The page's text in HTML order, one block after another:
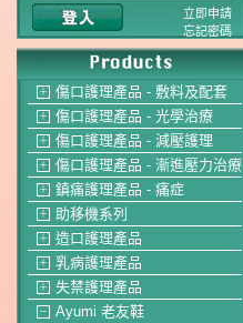
立即申請
忘記密碼
＋ 傷口護理產品 - 敷料及配套
＋ 傷口護理產品 - 光學治療
＋ 傷口護理產品 - 減壓護理
＋ 傷口護理產品 - 漸進壓力治療
＋ 鎮痛護理產品 - 痛症
＋ 助移機系列
＋ 造口護理產品
＋ 乳病護理產品
＋ 失禁護理產品
－ Ayumi 老友鞋